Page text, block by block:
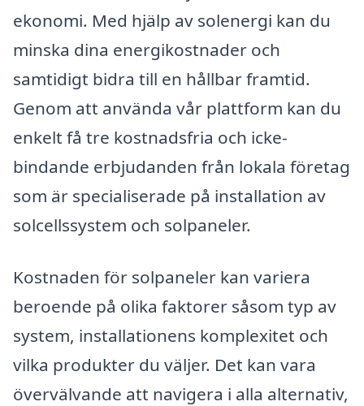
ekonomi. Med hjälp av solenergi kan du
minska dina energikostnader och
samtidigt bidra till en hållbar framtid.
Genom att använda vår plattform kan du
enkelt få tre kostnadsfria och icke-
bindande erbjudanden från lokala företag
som är specialiserade på installation av
solcellssystem och solpaneler.
Kostnaden för solpaneler kan variera
beroende på olika faktorer såsom typ av
system, installationens komplexitet och
vilka produkter du väljer. Det kan vara
övervälvande att navigera i alla alternativ,